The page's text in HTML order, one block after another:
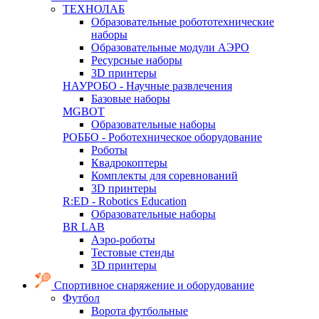
ТЕХНОЛАБ
Образовательные робототехнические
наборы
Образовательные модули АЭРО
Ресурсные наборы
3D принтеры
НАУРОБО - Научные развлечения
Базовые наборы
MGBOT
Образовательные наборы
РОББО - Роботехническое оборудование
Роботы
Квадрокоптеры
Комплекты для соревнований
3D принтеры
R:ED - Robotics Education
Образовательные наборы
BR LAB
Аэро-роботы
Тестовые стенды
3D принтеры
Спортивное снаряжение и оборудование
Футбол
Ворота футбольные